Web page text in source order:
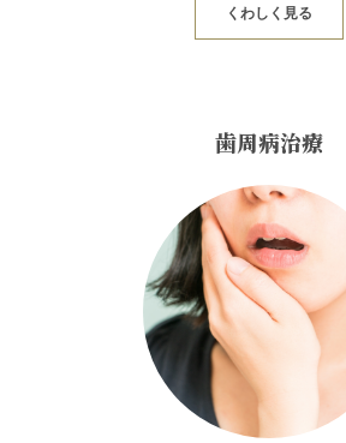
くわしく見る
歯周病治療